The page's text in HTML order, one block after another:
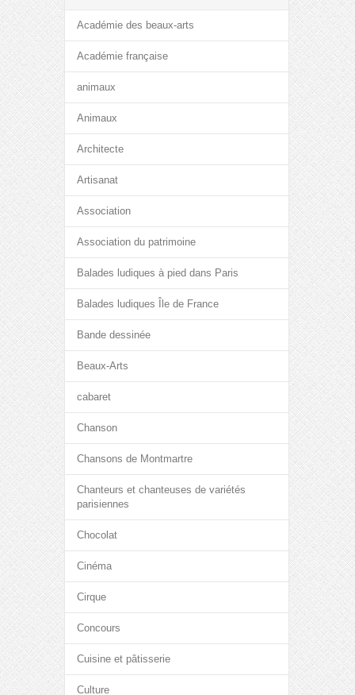
Académie des beaux-arts
Académie française
animaux
Animaux
Architecte
Artisanat
Association
Association du patrimoine
Balades ludiques à pied dans Paris
Balades ludiques Île de France
Bande dessinée
Beaux-Arts
cabaret
Chanson
Chansons de Montmartre
Chanteurs et chanteuses de variétés
parisiennes
Chocolat
Cinéma
Cirque
Concours
Cuisine et pâtisserie
Culture